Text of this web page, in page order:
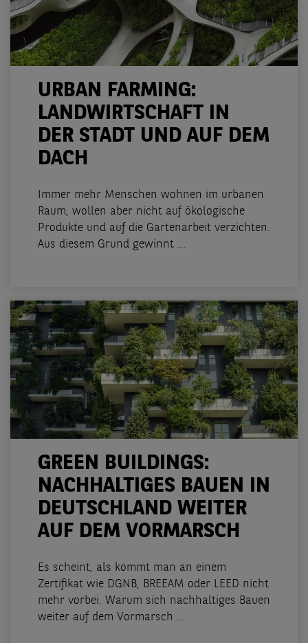
URBAN FARMING:
LANDWIRTSCHAFT IN
DER STADT UND AUF DEM
DACH
Immer mehr Menschen wohnen im urbanen
Raum, wollen aber nicht auf ökologische
Produkte und auf die Gartenarbeit verzichten.
Aus diesem Grund gewinnt ...
GREEN BUILDINGS:
NACHHALTIGES BAUEN IN
DEUTSCHLAND WEITER
AUF DEM VORMARSCH
Es scheint, als kommt man an einem
Zertifikat wie DGNB, BREEAM oder LEED nicht
mehr vorbei. Warum sich nachhaltiges Bauen
weiter auf dem Vormarsch ...